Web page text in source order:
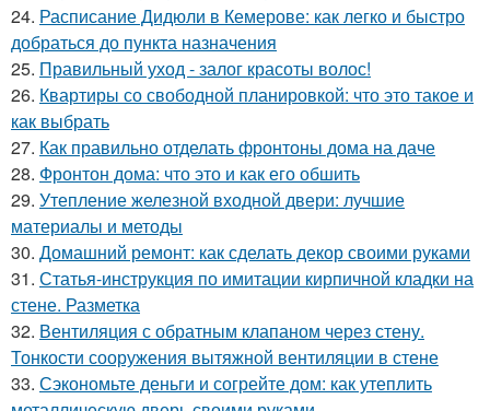
24. Расписание Дидюли в Кемерове: как легко и быстро
добраться до пункта назначения
25. Правильный уход - залог красоты волос!
26. Квартиры со свободной планировкой: что это такое и
как выбрать
27. Как правильно отделать фронтоны дома на даче
28. Фронтон дома: что это и как его обшить
29. Утепление железной входной двери: лучшие
материалы и методы
30. Домашний ремонт: как сделать декор своими руками
31. Статья-инструкция по имитации кирпичной кладки на
стене. Разметка
32. Вентиляция с обратным клапаном через стену.
Тонкости сооружения вытяжной вентиляции в стене
33. Сэкономьте деньги и согрейте дом: как утеплить